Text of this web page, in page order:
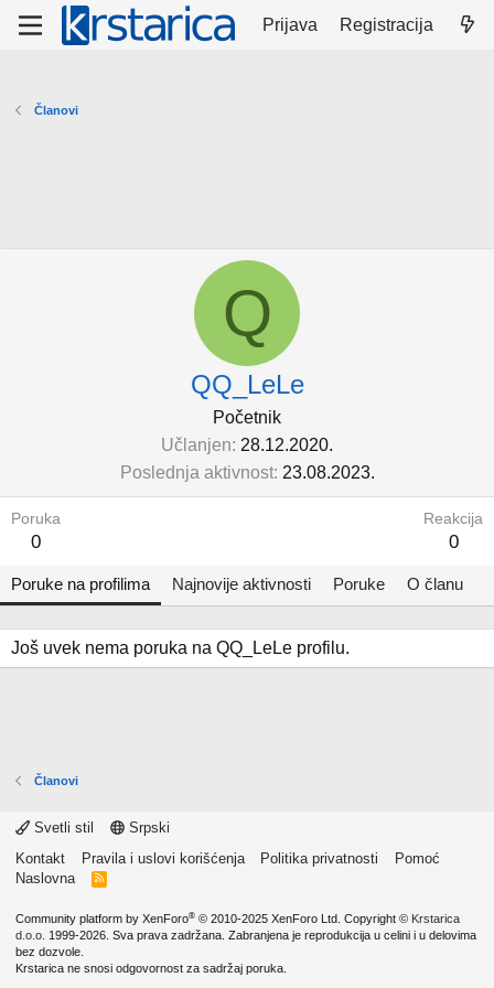
Prijava Registracija
Članovi
Q
QQ_LeLe
Početnik
Učlanjen 28.12.2020.
Poslednja aktivnost 23.08.2023.
Poruka
0
Reakcija
0
Poruke na profilima Najnovije aktivnosti Poruke O članu
Još uvek nema poruka na QQ_LeLe profilu.
Članovi
Svetli stil
Srpski
Kontakt
Pravila i uslovi korišćenja Politika privatnosti
Pomoć
Naslovna
R
Community platform by XenForo® © 2010-2025 XenForo Ltd. Copyright © Krstarica
d.o.o. 1999-2026. Sva prava zadržana. Zabranjena je reprodukcija u celini i u delovima
bez dozvole.
Krstarica ne snosi odgovornost za sadržaj poruka.